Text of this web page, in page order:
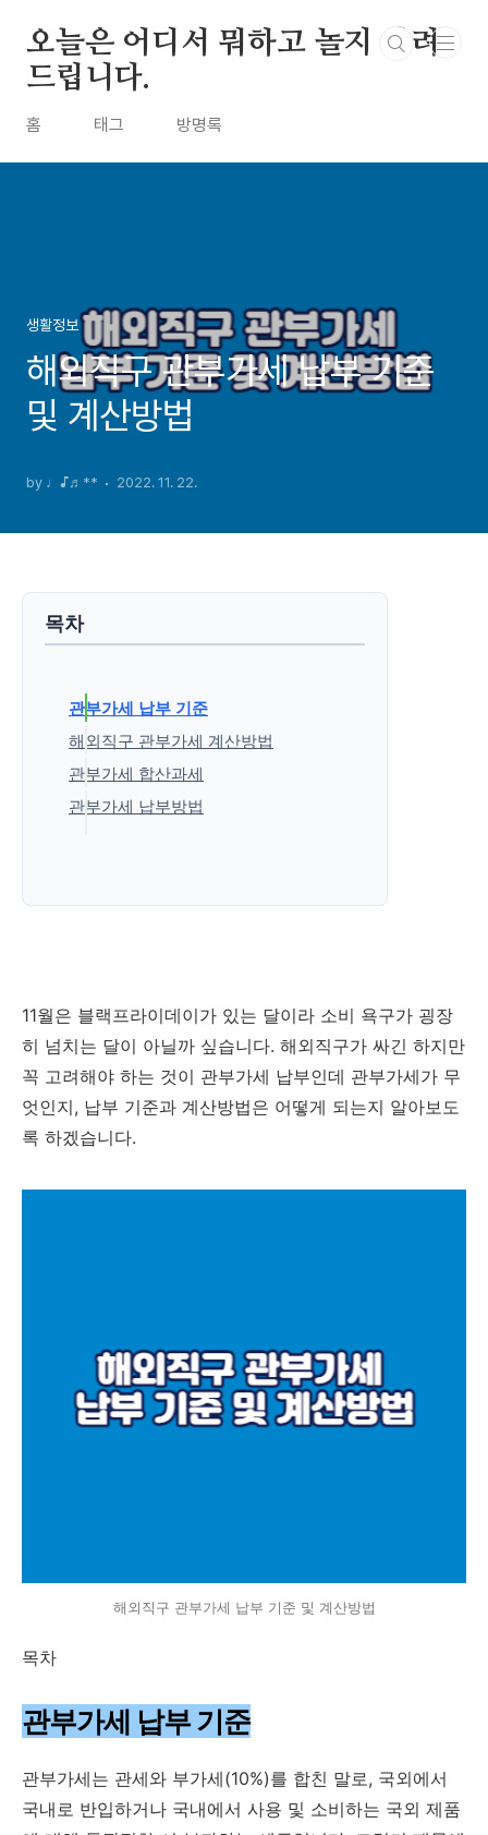
오늘은 어디서 뭐하고 놀지 알려
드립니다.
홈 태그 방명록
생활정보
해외직구 관부가세 납부 기준
및 계산방법
by ♩♪♬** 2022. 11. 22.
목차
관부가세 납부 기준
해외직구 관부가세 계산방법
관부가세 합산과세
관부가세 납부방법
11월은 블랙프라이데이가 있는 달이라 소비 욕구가 굉장
히 넘치는 달이 아닐까 싶습니다. 해외직구가 싸긴 하지만
꼭 고려해야 하는 것이 관부가세 납부인데 관부가세가 무
엇인지, 납부 기준과 계산방법은 어떻게 되는지 알아보도
록 하겠습니다.
해외직구 관부가세 납부 기준 및 계산방법
목차
관부가세 납부 기준
관부가세는 관세와 부가세(10%)를 합친 말로, 국외에서
국내로 반입하거나 국내에서 사용 및 소비하는 국외 제품